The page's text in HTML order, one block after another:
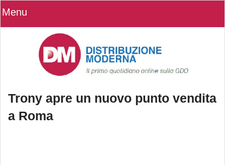
Menu
Trony apre un nuovo punto vendita
a Roma